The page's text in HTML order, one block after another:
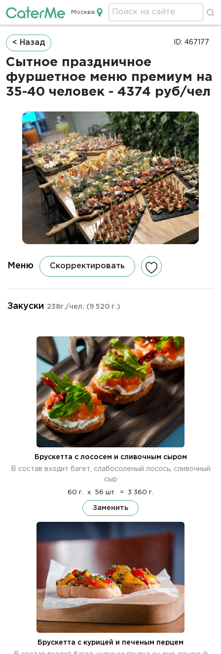
Кейтеринг в Москве
Москва
Строка
навигации
< Назад
Сытное праздничное
фуршетное меню премиум на
35-40 человек - 4374 руб/чел
ID: 467177
Меню Скорректировать
Закуски 238г./чел. (9 520 г.)
Брускетта с лососем и сливочным сыром
В состав входит багет, слабосоленый лосось, сливочный
сыр
60 г. x 56 шт. = 3 360 г.
Заменить
Брускетта с курицей и печеным перцем